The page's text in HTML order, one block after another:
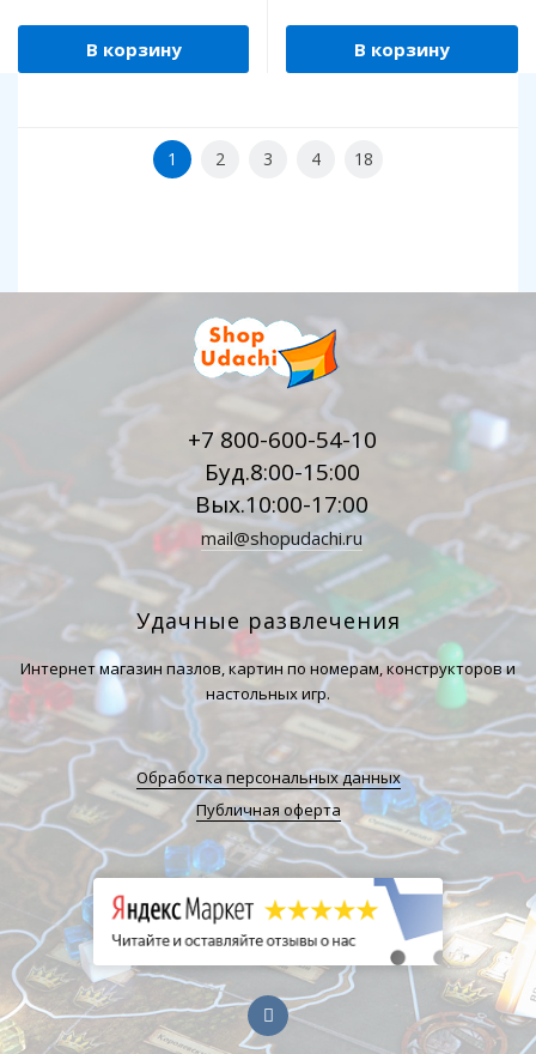
В корзину В корзину
1 2 3 4 18
+7 800-600-54-10
Буд.8:00-15:00
Вых.10:00-17:00
mail@shopudachi.ru
Удачные развлечения
Интернет магазин пазлов, картин по номерам, конструкторов и
настольных игр.
Обработка персональных данных
Публичная оферта